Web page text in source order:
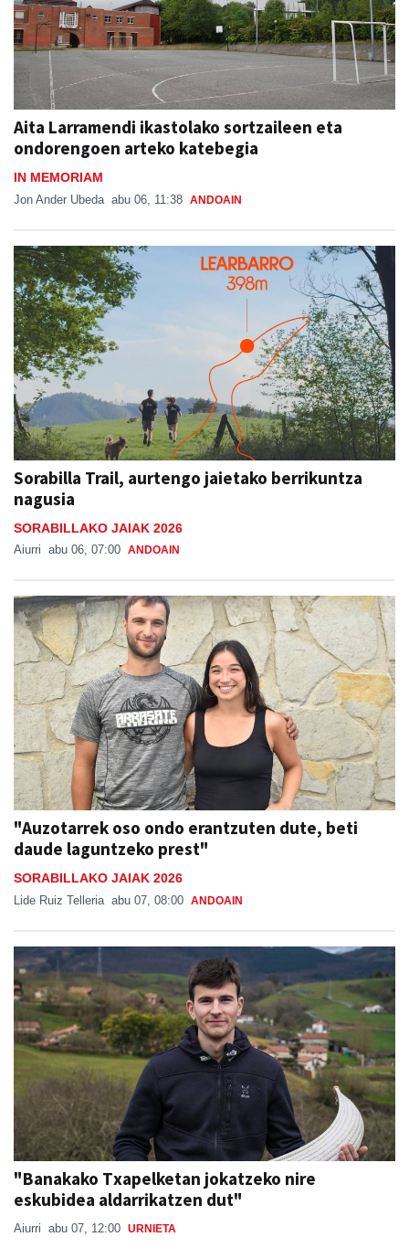
Aita Larramendi ikastolako sortzaileen eta
ondorengoen arteko katebegia
IN MEMORIAM
Jon Ander Ubeda abu 06, 11:38 ANDOAIN
Sorabilla Trail, aurtengo jaietako berrikuntza
nagusia
SORABILLAKO JAIAK 2026
Aiurri abu 06, 07:00 ANDOAIN
"Auzotarrek oso ondo erantzuten dute, beti
daude laguntzeko prest"
SORABILLAKO JAIAK 2026
Lide Ruiz Telleria abu 07, 08:00 ANDOAIN
"Banakako Txapelketan jokatzeko nire
eskubidea aldarrikatzen dut"
Aiurri abu 07, 12:00 URNIETA